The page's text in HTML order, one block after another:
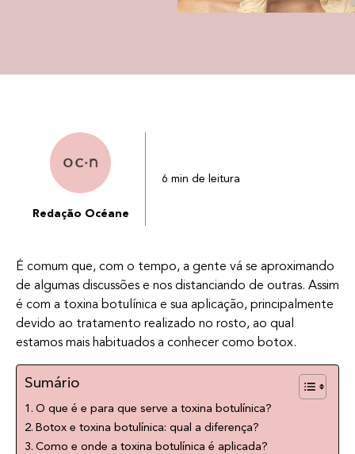
Redação Océane
6 min de leitura
É comum que, com o tempo, a gente vá se aproximando
de algumas discussões e nos distanciando de outras. Assim
é com a toxina botulínica e sua aplicação, principalmente
devido ao tratamento realizado no rosto, ao qual
estamos mais habituados a conhecer como botox.
Sumário
O que é e para que serve a toxina botulínica?
Botox e toxina botulínica: qual a diferença?
Como e onde a toxina botulínica é aplicada?